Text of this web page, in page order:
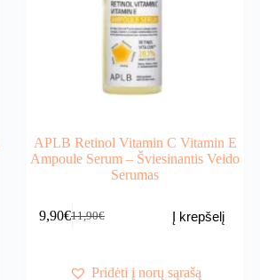
APLB Retinol Vitamin C Vitamin E
Ampoule Serum – Šviesinantis Veido
Serumas
11,90€
Original
11,90€.
9,90€Current
9,90€.
Į krepšelį
Pridėti į norų sąrašą